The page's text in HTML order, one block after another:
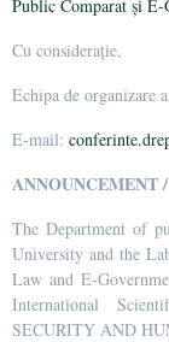
Public Comparat și E-
Cu considerație,
Echipa de organizare
E-mail:
ANNOUNCEMENT
The Department of
University and the
Law and E-
International
SECURITY AND